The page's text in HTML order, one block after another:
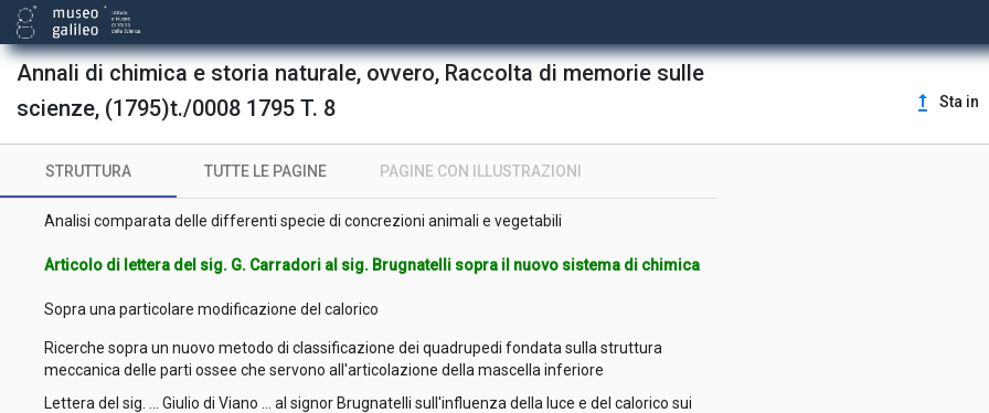
Annali di chimica e storia naturale, ovvero, Raccolta di memorie sulle
scienze, (1795)t./0008 1795 T. 8
upgrade Sta in
STRUTTURA TUTTE LE PAGINE PAGINE CON ILLUSTRAZIONI
Coperta
Frontespizio
antichi
Analisi comparata delle differenti specie di concrezioni animali e vegetabili
Articolo di lettera del sig. G. Carradori al sig. Brugnatelli sopra il nuovo sistema di chimica
Sopra una particolare modificazione del calorico
Ricerche sopra un nuovo metodo di classificazione dei quadrupedi fondata sulla struttura
meccanica delle parti ossee che servono all'articolazione della mascella inferiore
Lettera del sig. ... Giulio di Viano ... al signor Brugnatelli sull'influenza della luce e del calorico sui